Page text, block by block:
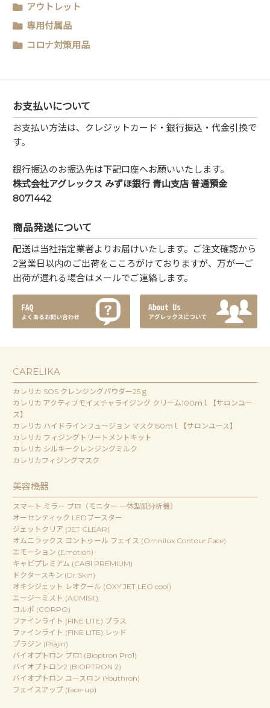
アウトレット
専用付属品
コロナ対策用品
お支払いについて
お支払い方法は、クレジットカード・銀行振込・代金引換で
す。
銀行振込のお振込先は下記口座へお願いいたします。
株式会社アグレックス みずほ銀行 青山支店 普通預金
8071442
商品発送について
配送は当社指定業者よりお届けいたします。ご注文確認から
2営業日以内のご出荷をこころがけておりますが、万が一ご
出荷が遅れる場合はメールでご連絡します。
CARELIKA
カレリカ SOS クレンジングパウダー25ｇ
カレリカ アクティブモイスチャライジング クリーム100ｍｌ【サロンユー
ス】
カレリカ ハイドラインフュージョン マスク150ｍｌ【サロンユース】
カレリカ フィジングトリートメントキット
カレリカ シルキークレンジングミルク
カレリカフィジングマスク
美容機器
スマート ミラー プロ（モニター 一体型肌分析機）
オーセンティック LEDブースター
ジェットクリア (JET CLEAR)
オムニラックス コントゥール フェイス (Omnilux Contour Face)
エモーション (Emotion)
キャビプレミアム (CABI PREMIUM)
ドクタースキン (Dr.Skin)
オキシジェット レオクール (OXY JET LEO cool)
エージーミスト (AGMIST)
コルポ (CORPO)
ファインライト (FINE LITE) プラス
ファインライト (FINE LITE) レッド
プラジン (Plajin)
バイオプトロン プロ1 (Bioptron Pro1)
バイオプトロン2 (BIOPTRON 2)
バイオプトロン ユースロン (Youthron)
フェイスアップ (face-up)